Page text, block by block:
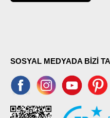
SOSYAL MEDYADA BİZİ